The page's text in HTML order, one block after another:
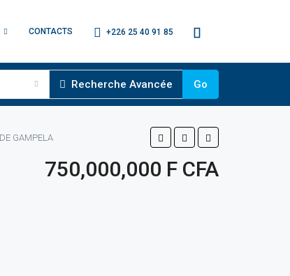
CONTACTS +226 25 40 91 85
Recherche Avancée Go
GAMPELA
750,000,000 F CFA